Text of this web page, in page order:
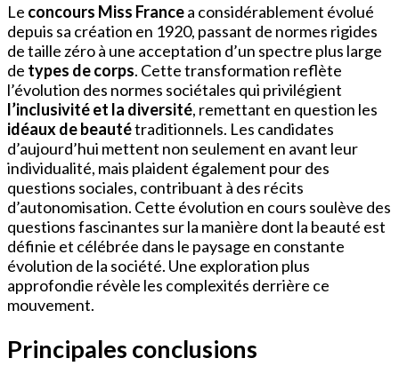
Le concours Miss Francea considérablement évolué
depuis sa création en 1920, passant de normes rigides
de taille zéro à une acceptation d’un spectre plus large
de types de corps. Cette transformation reflète
l’évolution des normes sociétales qui privilégient
l’inclusivité et la diversité, remettant en question les
idéaux de beautétraditionnels. Les candidates
d’aujourd’hui mettent non seulement en avant leur
individualité, mais plaident également pour des
questions sociales, contribuant à des récits
d’autonomisation. Cette évolution en cours soulève des
questions fascinantes sur la manière dont la beauté est
définie et célébrée dans le paysage en constante
évolution de la société. Une exploration plus
approfondie révèle les complexités derrière ce
mouvement.
Principales conclusions